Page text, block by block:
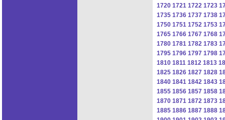
1720 1721 1722 1723
1735 1736 1737 1738
1750 1751 1752 1753
1765 1766 1767 1768
1780 1781 1782 1783
1795 1796 1797 1798
1810 1811 1812 1813
1825 1826 1827 1828
1840 1841 1842 1843
1855 1856 1857 1858
1870 1871 1872 1873
1885 1886 1887 1888